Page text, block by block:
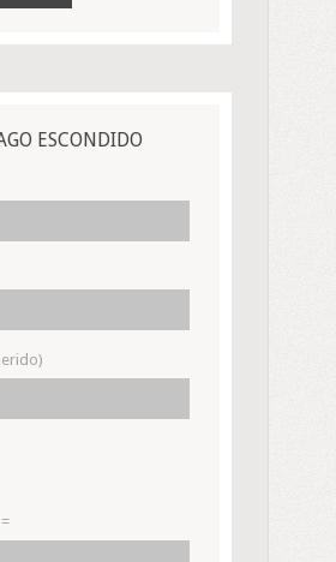
ESCONDIDO